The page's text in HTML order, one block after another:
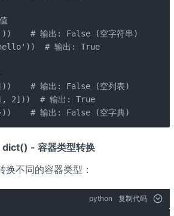
# 输出: False (空字符串)
# 输出: True
# 输出: False (空列表)
2]))  # 输出: True
# 输出: False (空字典)
- 容器类型转换
不同的容器类型：
python 复制代码